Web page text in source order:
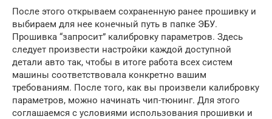
После этого открываем сохраненную ранее прошивку и
выбираем для нее конечный путь в папке ЭБУ.
Прошивка “запросит” калибровку параметров. Здесь
следует произвести настройки каждой доступной
детали авто так, чтобы в итоге работа всех систем
машины соответствовала конкретно вашим
требованиям. После того, как вы произвели калибровку
параметров, можно начинать чип-тюнинг. Для этого
соглашаемся с условиями использования прошивки и